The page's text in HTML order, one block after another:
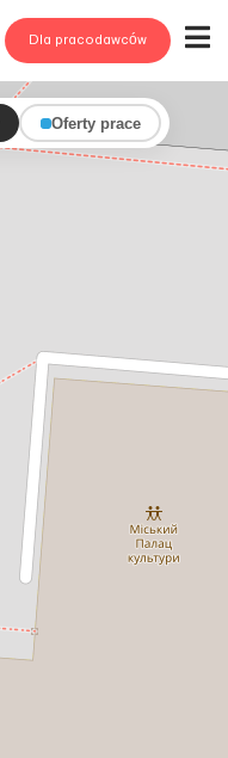
Dla pracodawców
Oferty prace